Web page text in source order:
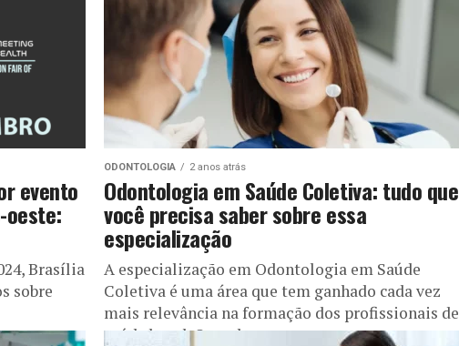
evento
oeste:
Brasília
sobre
ODONTOLOGIA 2 anos atrás
Odontologia em Saúde Coletiva: tudo que
você precisa saber sobre essa
especialização
A especialização em Odontologia em Saúde
Coletiva é uma área que tem ganhado cada vez
mais relevância na formação dos profissionais de
saúde bucal. Quando pensamos...